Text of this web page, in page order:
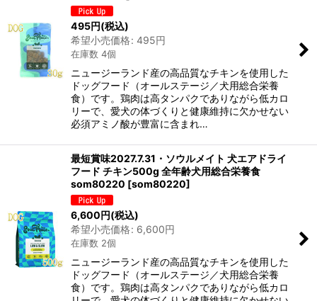
495円(税込)
希望小売価格: 495円
在庫数 4個
ニュージーランド産の高品質なチキンを使用した
ドッグフード（オールステージ／犬用総合栄養
食）です。鶏肉は高タンパクでありながら低カロ
リーで、愛犬の体づくりと健康維持に欠かせない
必須アミノ酸が豊富に含まれ…
最短賞味2027.7.31・ソウルメイト 犬エアドライ
フード チキン500g 全年齢犬用総合栄養食
som80220 [som80220]
6,600円(税込)
希望小売価格: 6,600円
在庫数 2個
ニュージーランド産の高品質なチキンを使用した
ドッグフード（オールステージ／犬用総合栄養
食）です。鶏肉は高タンパクでありながら低カロ